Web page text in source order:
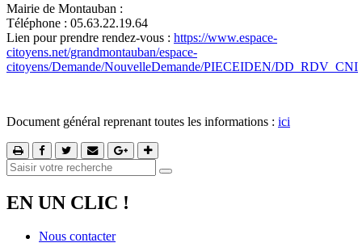
Mairie de Montauban :
Téléphone : 05.63.22.19.64
Lien pour prendre rendez-vous : https://www.espace-
citoyens.net/grandmontauban/espace-
citoyens/Demande/NouvelleDemande/PIECEIDEN/DD_RDV_CNI
Document général reprenant toutes les informations : ici
EN UN CLIC !
Nous contacter